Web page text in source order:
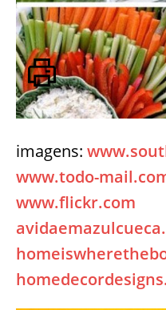
imagens:
www.todo-
www.flickr.com